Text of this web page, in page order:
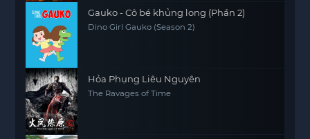
Gauko - Cô bé khủng long (Phần 2)
Dino Girl Gauko (Season 2)
Hỏa Phụng Liêu Nguyên
The Ravages of Time